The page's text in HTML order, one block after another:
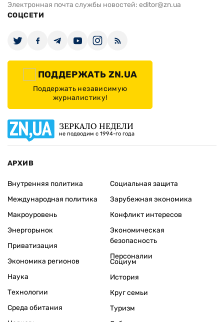
Электронная почта службы новостей: editor@zn.ua
СОЦСЕТИ
ПОДДЕРЖАТЬ ZN.UA
Поддержать независимую
журналистику!
ЗЕРКАЛО НЕДЕЛИ
не подводим с 1994-го года
АРХИВ
Внутренняя политика
Международная политика
Макроуровень
Энергорынок
Приватизация
Экономика регионов
Социальная защита
Зарубежная экономика
Конфликт интересов
Экономическая
безопасность
Персоналии
Наука
Технологии
Среда обитания
Социум
История
Круг семьи
Туризм